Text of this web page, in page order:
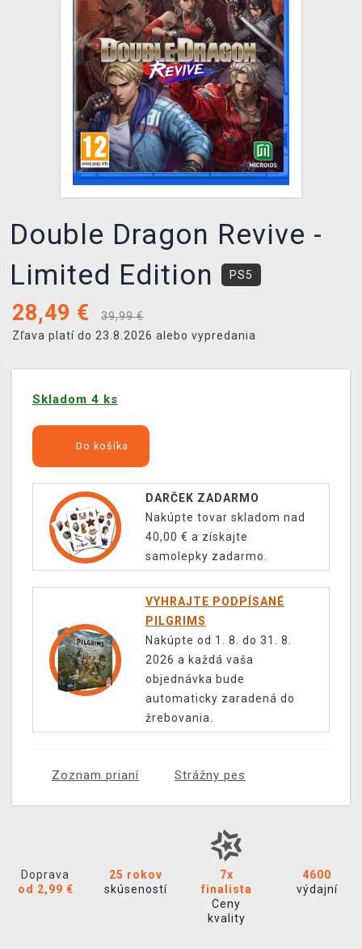
XZONE KLUB
Double Dragon Revive -
Limited Edition
PS5
28,49 €
39,99 €
Zľava platí do 23.8.2026 alebo vypredania
Skladom 4 ks
Do košíka
DARČEK ZADARMO
Nakúpte tovar skladom nad
40,00 € a získajte
samolepky zadarmo.
VYHRAJTE PODPÍSANÉ
PILGRIMS
Nakúpte od 1. 8. do 31. 8.
2026 a každá vaša
objednávka bude
automaticky zaradená do
žrebovania.
Zoznam prianí Strážny pes
Doprava
od 2,99 €
25 rokov
skúseností
7x
finalista
Ceny
kvality
4600
výdajní